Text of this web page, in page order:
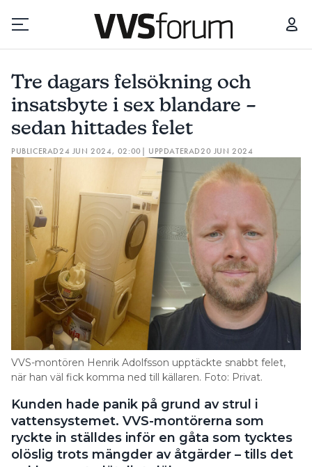
Prenumerera
Hantera prenumeration
Lediga jobb
Annonsera
Läs E-tidningen
Om tidningen
Kontakt
Information om GDPR
Search for:
SEARCH
Tre dagars felsökning och
insatsbyte i sex blandare –
sedan hittades felet
PUBLICERAD24 JUN 2024, 02:00 | UPPDATERAD20 JUN 2024
VVS-montören Henrik Adolfsson upptäckte snabbt felet,
när han väl fick komma ned till källaren. Foto: Privat.
Kunden hade panik på grund av strul i
vattensystemet. VVS-montörerna som
ryckte in ställdes inför en gåta som tycktes
olöslig trots mängder av åtgärder – tills det